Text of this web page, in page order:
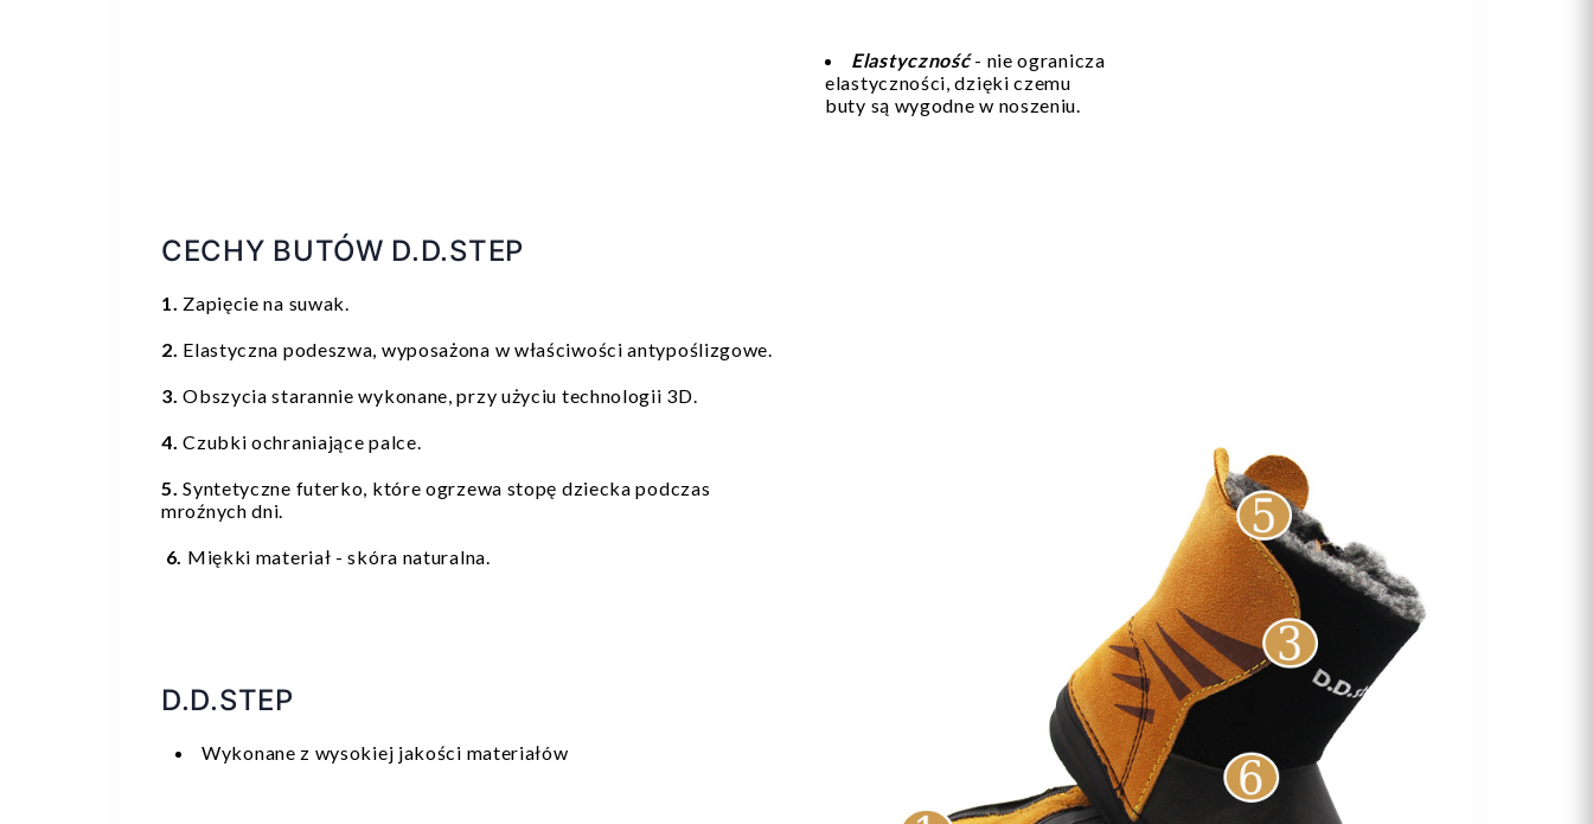
Elastyczność- nie ogranicza
elastyczności, dzięki czemu
buty są wygodne w noszeniu.
CECHY BUTÓW D.D.STEP
1. Zapięcie na suwak.
2. Elastyczna podeszwa, wyposażona w właściwości antypoślizgowe.
3.Obszycia starannie wykonane, przy użyciu technologii 3D.
4.Czubki ochraniające palce.
5.Syntetyczne futerko, które ogrzewa stopę dziecka podczas
mroźnych dni.
6. Miękki materiał - skóra naturalna.
D.D.STEP
Wykonane z wysokiej jakości materiałów